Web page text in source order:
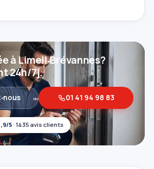
5 · 1435 avis clients
à Limeil‑Brévannes?
24h/7j.
01 41 94 98 83